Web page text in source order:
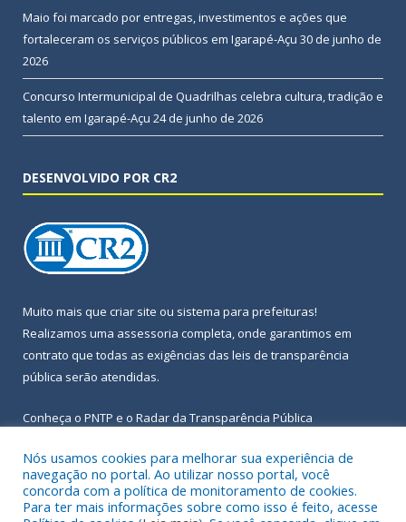
Maio foi marcado por entregas, investimentos e ações que
fortaleceram os serviços públicos em Igarapé-Açu 30 de junho de
2026
Concurso Intermunicipal de Quadrilhas celebra cultura, tradição e
talento em Igarapé-Açu 24 de junho de 2026
DESENVOLVIDO POR CR2
Muito mais que criar site ou sistema para prefeituras!
Realizamos uma assessoria completa, onde garantimos em
contrato que todas as exigências das leis de transparência
pública serão atendidas.
Conheça o PNTP e o Radar da Transparência Pública
Todos os direitos reservados a Prefeitura Municipal de Igarapé-
Nós usamos cookies para melhorar sua experiência de
navegação no portal. Ao utilizar nosso portal, você
concorda com a política de monitoramento de cookies.
Para ter mais informações sobre como isso é feito, acesse